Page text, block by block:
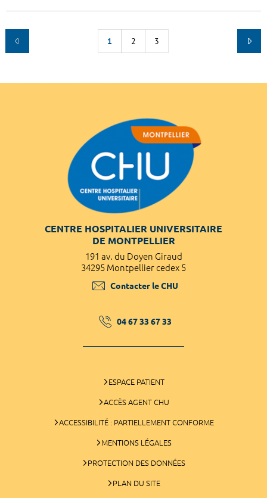
1 2 3
CENTRE HOSPITALIER UNIVERSITAIRE
DE MONTPELLIER
191 av. du Doyen Giraud
34295 Montpellier cedex 5
Contacter le CHU
04 67 33 67 33
ESPACE PATIENT
ACCÈS AGENT CHU
ACCESSIBILITÉ : PARTIELLEMENT CONFORME
MENTIONS LÉGALES
PROTECTION DES DONNÉES
PLAN DU SITE